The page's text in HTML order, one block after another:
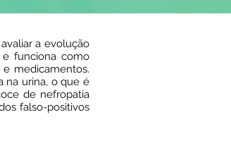
a evolução
funciona como
medicamentos.
na urina, o que é
de nefropatia
falso-positivos